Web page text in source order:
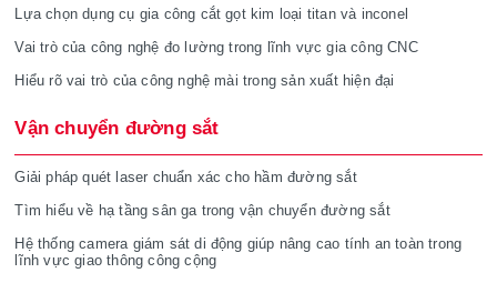
Lựa chọn dụng cụ gia công cắt gọt kim loại titan và inconel
Vai trò của công nghệ đo lường trong lĩnh vực gia công CNC
Hiểu rõ vai trò của công nghệ mài trong sản xuất hiện đại
Vận chuyển đường sắt
Giải pháp quét laser chuẩn xác cho hầm đường sắt
Tìm hiểu về hạ tầng sân ga trong vận chuyển đường sắt
Hệ thống camera giám sát di động giúp nâng cao tính an toàn trong
lĩnh vực giao thông công cộng